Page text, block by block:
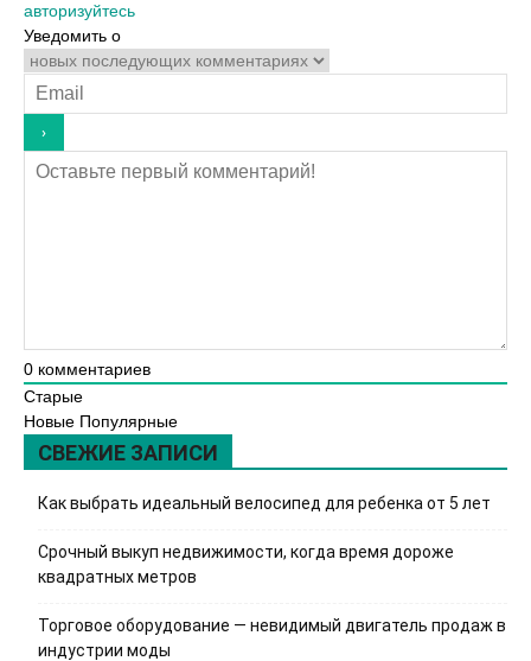
авторизуйтесь
Уведомить о
0 комментариев
Старые
Новые Популярные
СВЕЖИЕ ЗАПИСИ
Как выбрать идеальный велосипед для ребенка от 5 лет
Срочный выкуп недвижимости, когда время дороже
квадратных метров
Торговое оборудование — невидимый двигатель продаж в
индустрии моды